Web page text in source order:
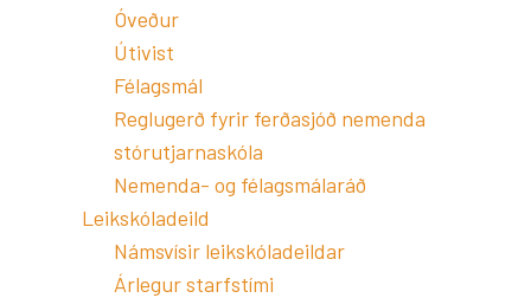
Óveður
Útivist
Félagsmál
Reglugerð fyrir ferðasjóð nemenda
stórutjarnaskóla
Nemenda- og félagsmálaráð
Leikskóladeild
Námsvísir leikskóladeildar
Árlegur starfstími